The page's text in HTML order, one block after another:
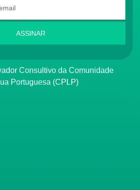
ASSINAR
Consultivo da Comunidade
Portuguesa (CPLP)